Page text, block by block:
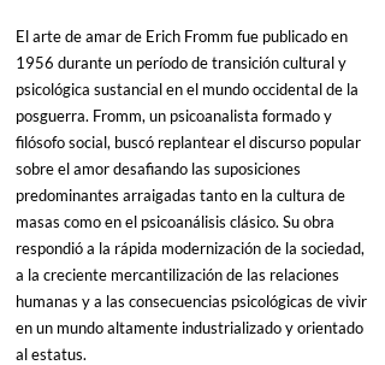
El arte de amar de Erich Fromm fue publicado en
1956 durante un período de transición cultural y
psicológica sustancial en el mundo occidental de la
posguerra. Fromm, un psicoanalista formado y
filósofo social, buscó replantear el discurso popular
sobre el amor desafiando las suposiciones
predominantes arraigadas tanto en la cultura de
masas como en el psicoanálisis clásico. Su obra
respondió a la rápida modernización de la sociedad,
a la creciente mercantilización de las relaciones
humanas y a las consecuencias psicológicas de vivir
en un mundo altamente industrializado y orientado
al estatus.